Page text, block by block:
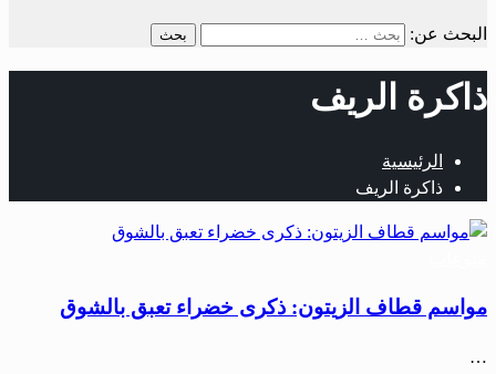
البحث عن:
ذاكرة الريف
الرئيسية
ذاكرة الريف
مواسم قطاف الزيتون: ذكرى خضراء تعبق بالشوق
…